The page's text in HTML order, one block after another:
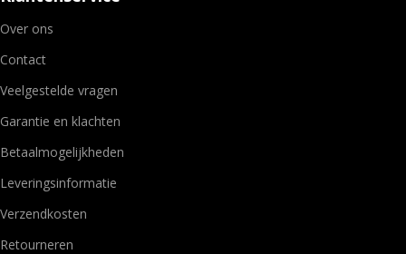
Over ons
Contact
Veelgestelde vragen
Garantie en klachten
Betaalmogelijkheden
Leveringsinformatie
Verzendkosten
Retourneren